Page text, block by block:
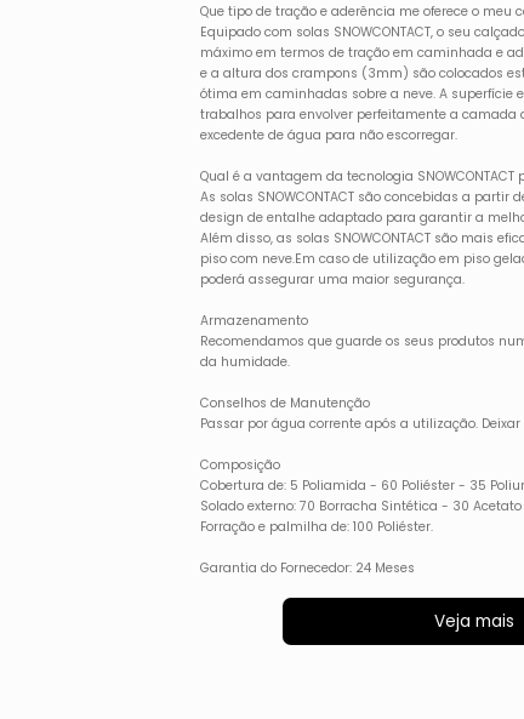
Que tipo de tração e aderência me oferece o meu
Equipado com solas SNOWCONTACT, o seu
máximo em termos de tração em caminhada e
e a altura dos crampons (3mm) são colocados
ótima em caminhadas sobre a neve. A superfície
trabalhos para envolver perfeitamente a camada
excedente de água para não escorregar.
Qual é a vantagem da tecnologia
As solas SNOWCONTACT são concebidas a
design de entalhe adaptado para garantir a
Além disso, as solas SNOWCONTACT são mais
piso com neve.Em caso de utilização em piso
poderá assegurar uma maior segurança.
Armazenamento
Recomendamos que guarde os seus produtos
da humidade.
Conselhos de Manutenção
Passar por água corrente após a utilização.
Composição
Cobertura de: 5 Poliamida - 60 Poliéster - 35
Solado externo: 70 Borracha Sintética - 30
Forração e palmilha de: 100 Poliéster.
Garantia do Fornecedor: 24 Meses
Veja mais